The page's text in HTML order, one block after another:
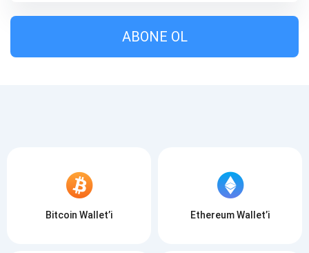
ABONE OL
ABONE OL
Bitcoin Wallet’i Ethereum Wallet’i